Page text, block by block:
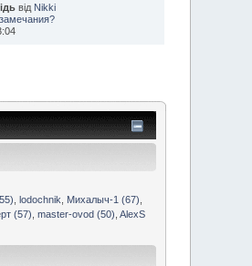
від Nikki
lodochnik Михалыч-1 (67)
(57) master-ovod (50) AlexS